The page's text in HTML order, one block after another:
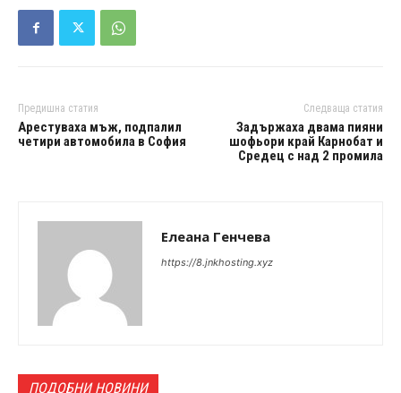
Предишна статия
Арестуваха мъж, подпалил
четири автомобилa в София
Следваща статия
Задържаха двама пияни
шофьори край Карнобат и
Средец с над 2 промила
Елеана Генчева
https://8.jnkhosting.xyz
ПОДОБНИ НОВИНИ